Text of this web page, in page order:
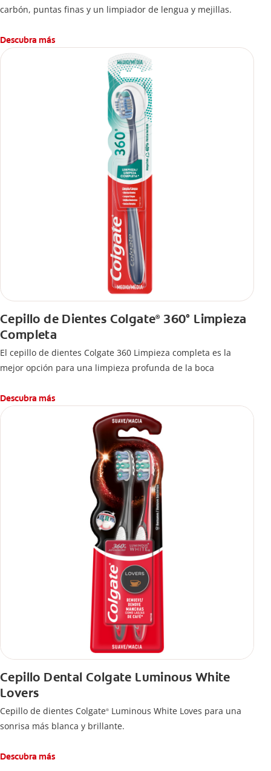
carbón, puntas finas y un limpiador de lengua y mejillas.
Descubra más
Cepillo de Dientes Colgate®360° Limpieza
Completa
El cepillo de dientes Colgate 360 Limpieza completa es la
mejor opción para una limpieza profunda de la boca
Descubra más
Cepillo Dental Colgate Luminous White
Lovers
Cepillo de dientes Colgate® Luminous White Loves para una
sonrisa más blanca y brillante.
Descubra más